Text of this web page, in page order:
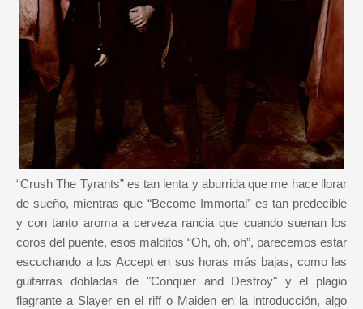
“Crush The Tyrants” es tan lenta y aburrida que me hace llorar
de sueño, mientras que “Become Immortal” es tan predecible
y con tanto aroma a cerveza rancia que cuando suenan los
coros del puente, esos malditos “Oh, oh, oh”, parecemos estar
escuchando a los Accept en sus horas más bajas, como las
guitarras dobladas de "Conquer and Destroy" y el plagio
flagrante a Slayer en el riff o Maiden en la introducción, algo